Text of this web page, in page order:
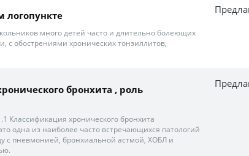
логопункте
много детей часто и длительно болеющих
с обострениями хронических тонзиллитов,
бронхита , роль
Классификация хронического бронхита
одна из наиболее часто встречающихся патологий
с пневмонией, бронхиальной астмой, ХОБЛ и